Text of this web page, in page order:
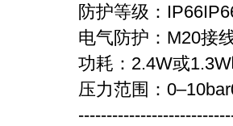
防护等级：
电气防护：M20接
功耗：2.4W或
压力范围：